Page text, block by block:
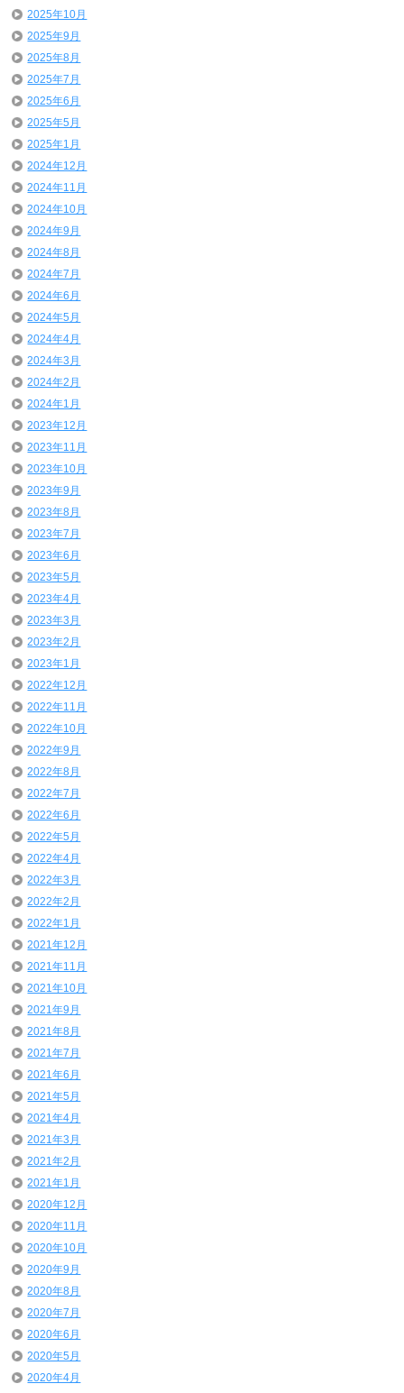
2025年10月
2025年9月
2025年8月
2025年7月
2025年6月
2025年5月
2025年1月
2024年12月
2024年11月
2024年10月
2024年9月
2024年8月
2024年7月
2024年6月
2024年5月
2024年4月
2024年3月
2024年2月
2024年1月
2023年12月
2023年11月
2023年10月
2023年9月
2023年8月
2023年7月
2023年6月
2023年5月
2023年4月
2023年3月
2023年2月
2023年1月
2022年12月
2022年11月
2022年10月
2022年9月
2022年8月
2022年7月
2022年6月
2022年5月
2022年4月
2022年3月
2022年2月
2022年1月
2021年12月
2021年11月
2021年10月
2021年9月
2021年8月
2021年7月
2021年6月
2021年5月
2021年4月
2021年3月
2021年2月
2021年1月
2020年12月
2020年11月
2020年10月
2020年9月
2020年8月
2020年7月
2020年6月
2020年5月
2020年4月